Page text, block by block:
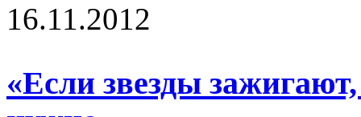
16.11.2012
«Если звезды